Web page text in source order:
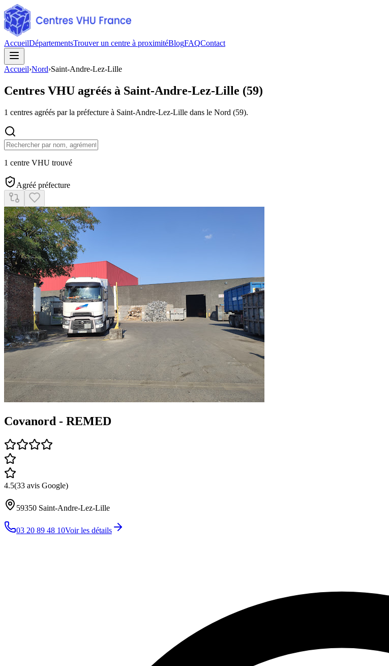
AccueilDépartementsTrouver un centre à proximitéBlogFAQContact
Accueil›Nord›Saint-Andre-Lez-Lille
Centres VHU agréés à Saint-Andre-Lez-Lille (59)
1 centres agréés par la préfecture à Saint-Andre-Lez-Lille dans le Nord (59).
1 centre VHU trouvé
Agréé préfecture
Covanord - REMED
4.5(33 avis Google)
59350 Saint-Andre-Lez-Lille
03 20 89 48 10Voir les détails